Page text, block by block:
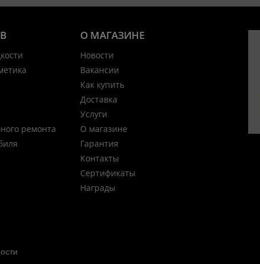
О МАГАЗИНЕ
Новости
Вакансии
Как купить
Доставка
Услуги
О магазине
Гарантия
Контакты
Сертификаты
Награды
ремонта